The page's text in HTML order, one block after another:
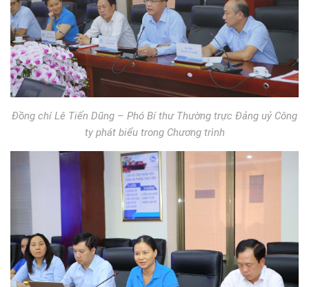
Đồng chí Lê Tiến Dũng – Phó Bí thư Thường trực Đảng uỷ Công
ty phát biểu trong Chương trình